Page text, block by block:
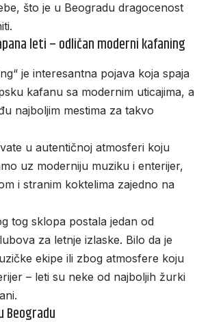
što je u Beogradu dragocenost
leti – odličan moderni kafaning
je interesantna pojava koja spaja
kafanu sa modernim uticajima, a
najboljim mestima za takvo
u autentičnoj atmosferi koju
uz moderniju muziku i enterijer,
i stranim koktelima zajedno na
tog sklopa postala jedan od
za letnje izlaske. Bilo da je
ekipe ili zbog atmosfere koju
– leti su neke od najboljih žurki
Beogradu